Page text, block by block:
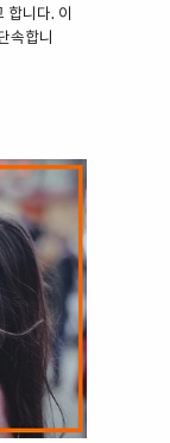
합니다. 이
속합니
다. “과속
일반적이
공식적이고